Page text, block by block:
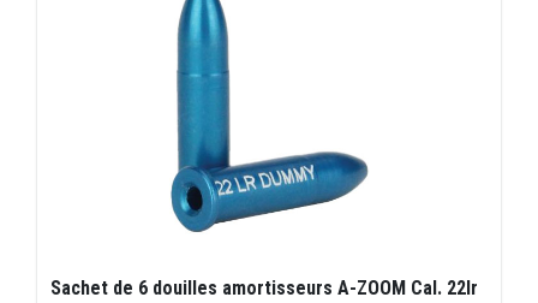
Sachet de 6 douilles amortisseurs A-ZOOM Cal. 22lr